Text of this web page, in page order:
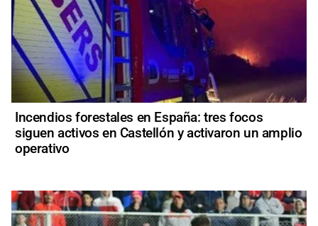
Incendios forestales en España: tres focos
siguen activos en Castellón y activaron un amplio
operativo